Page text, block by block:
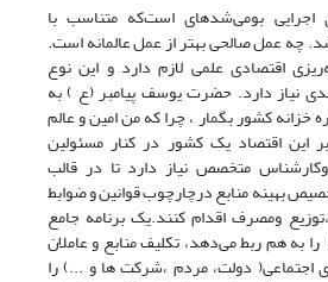
اجرایی بومی‌شده­ای است‌که متناسب با
چه عمل صالحی بهتر از عمل عالمانه است.
اقتصادی علمی لازم دارد و این نوع
نیاز دارد. حضرت یوسف پیامبر (ع ) به
خزانه کشور بگمار ، چرا که من امین و عالم
این اقتصاد یک کشور در کنار مسئولین
متخصص نیاز دارد تا در قالب
بهینه منابع درچارچوب قوانین و ضوابط
ومصرف اقدام کنند.یک برنامه جامع
را به هم ربط می‌دهد، تکلیف منابع و عاملان
اجتماعی( دولت، مردم ،شرکت ها و ...) را